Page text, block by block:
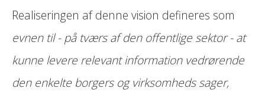
Realiseringen af denne vision defineres som
evnen til - på tværs af den offentlige sektor - at
kunne levere relevant information vedrørende
den enkelte borgers og virksomheds sager,